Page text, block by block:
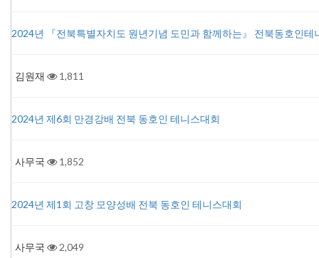
2024년 『전북특별자치도 원년기념 도민과 함께하는』 전북동호인테
김원재 1,811
2024년 제6회 만경강배 전북 동호인 테니스대회
사무국 1,852
2024년 제1회 고창 모양성배 전북 동호인 테니스대회
사무국 2,049